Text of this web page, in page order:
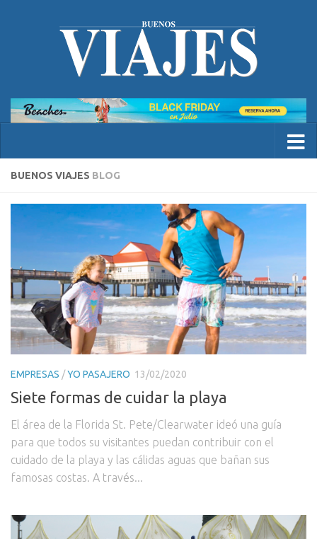
BUENOS VIAJES BLOG
EMPRESAS /YO PASAJERO 13/02/2020
Siete formas de cuidar la playa
El área de la Florida St. Pete/Clearwater ideó una guía
para que todos su visitantes puedan contribuir con el
cuidado de la playa y las cálidas aguas que bañan sus
famosas costas. A través...